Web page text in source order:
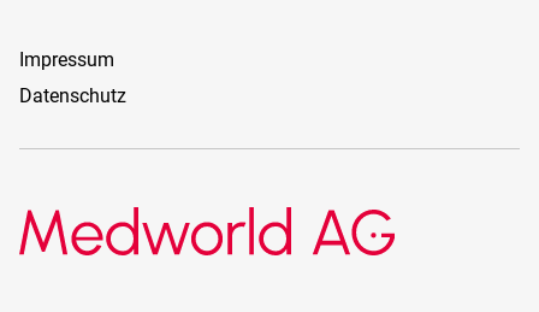
Impressum
Datenschutz
Medworld AG